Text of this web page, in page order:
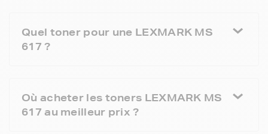
Quel toner pour une LEXMARK MS
617 ?
Où acheter les toners LEXMARK MS
617 au meilleur prix ?